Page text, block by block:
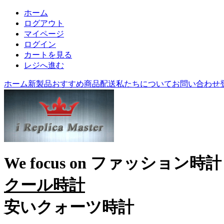
ホーム
ログアウト
マイページ
ログイン
カートを見る
レジへ進む
ホーム新製品おすすめ商品配送私たちについてお問い合わせ
We focus on ファッション時計
クール時計
安いクォーツ時計